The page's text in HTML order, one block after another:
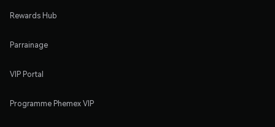
Rewards Hub
Parrainage
VIP Portal
Programme Phemex VIP